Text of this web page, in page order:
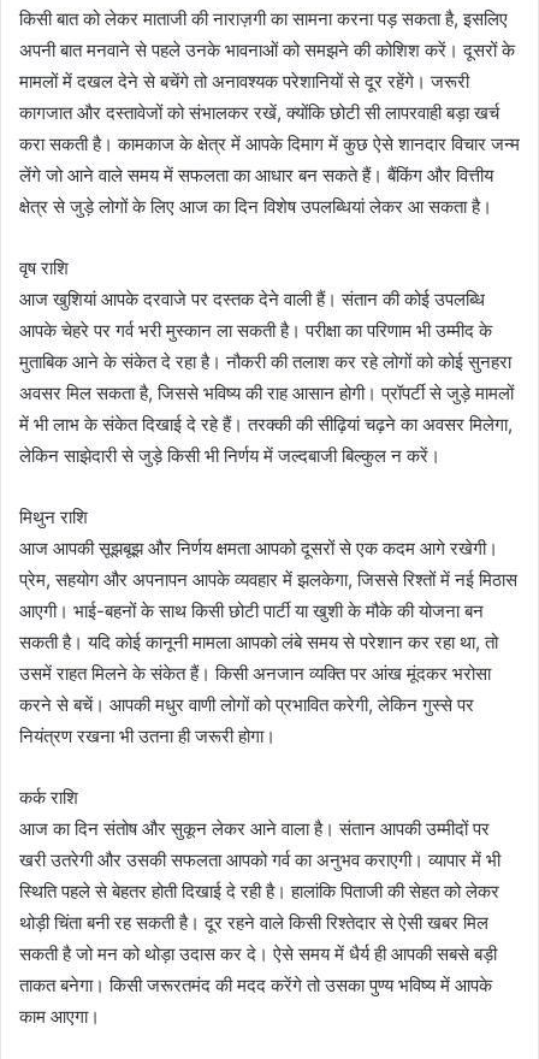
किसी बात को लेकर माताजी की नाराज़गी का सामना करना पड़ सकता है, इसलिए
अपनी बात मनवाने से पहले उनके भावनाओं को समझने की कोशिश करें। दूसरों के
मामलों में दखल देने से बचेंगे तो अनावश्यक परेशानियों से दूर रहेंगे। जरूरी
कागजात और दस्तावेजों को संभालकर रखें, क्योंकि छोटी सी लापरवाही बड़ा खर्च
करा सकती है। कामकाज के क्षेत्र में आपके दिमाग में कुछ ऐसे शानदार विचार जन्म
लेंगे जो आने वाले समय में सफलता का आधार बन सकते हैं। बैंकिंग और वित्तीय
क्षेत्र से जुड़े लोगों के लिए आज का दिन विशेष उपलब्धियां लेकर आ सकता है।
वृष राशि
आज खुशियां आपके दरवाजे पर दस्तक देने वाली हैं। संतान की कोई उपलब्धि
आपके चेहरे पर गर्व भरी मुस्कान ला सकती है। परीक्षा का परिणाम भी उम्मीद के
मुताबिक आने के संकेत दे रहा है। नौकरी की तलाश कर रहे लोगों को कोई सुनहरा
अवसर मिल सकता है, जिससे भविष्य की राह आसान होगी। प्रॉपर्टी से जुड़े मामलों
में भी लाभ के संकेत दिखाई दे रहे हैं। तरक्की की सीढ़ियां चढ़ने का अवसर मिलेगा,
लेकिन साझेदारी से जुड़े किसी भी निर्णय में जल्दबाजी बिल्कुल न करें।
मिथुन राशि
आज आपकी सूझबूझ और निर्णय क्षमता आपको दूसरों से एक कदम आगे रखेगी।
प्रेम, सहयोग और अपनापन आपके व्यवहार में झलकेगा, जिससे रिश्तों में नई मिठास
आएगी। भाई-बहनों के साथ किसी छोटी पार्टी या खुशी के मौके की योजना बन
सकती है। यदि कोई कानूनी मामला आपको लंबे समय से परेशान कर रहा था, तो
उसमें राहत मिलने के संकेत हैं। किसी अनजान व्यक्ति पर आंख मूंदकर भरोसा
करने से बचें। आपकी मधुर वाणी लोगों को प्रभावित करेगी, लेकिन गुस्से पर
नियंत्रण रखना भी उतना ही जरूरी होगा।
कर्क राशि
आज का दिन संतोष और सुकून लेकर आने वाला है। संतान आपकी उम्मीदों पर
खरी उतरेगी और उसकी सफलता आपको गर्व का अनुभव कराएगी। व्यापार में भी
स्थिति पहले से बेहतर होती दिखाई दे रही है। हालांकि पिताजी की सेहत को लेकर
थोड़ी चिंता बनी रह सकती है। दूर रहने वाले किसी रिश्तेदार से ऐसी खबर मिल
सकती है जो मन को थोड़ा उदास कर दे। ऐसे समय में धैर्य ही आपकी सबसे बड़ी
ताकत बनेगा। किसी जरूरतमंद की मदद करेंगे तो उसका पुण्य भविष्य में आपके
काम आएगा।